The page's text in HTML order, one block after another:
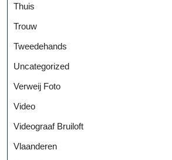
Thuis
Trouw
Tweedehands
Uncategorized
Verweij Foto
Video
Videograaf Bruiloft
Vlaanderen